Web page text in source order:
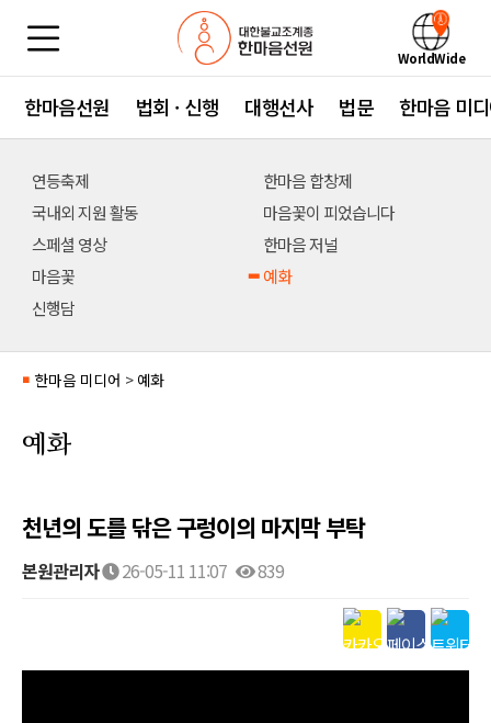
WorldWide
한마음선원 법회 · 신행 대행선사 법문 한마음 미
연등축제
한마음 합창제
국내외 지원 활동
마음꽃이 피었습니다
스페셜 영상
한마음 저널
마음꽃
예화
신행담
■ 한마음 미디어 > 예화
예화
천년의 도를 닦은 구렁이의 마지막 부탁
본원관리자 26-05-11 11:07 839